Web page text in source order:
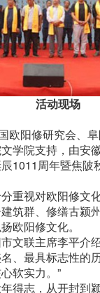
活动现场
欧阳修研究会、
学院支持，由安
1011周年暨焦陂
重视对欧阳修文
筑群、修缮古颍
欧阳修文化。
文联主席李平介
、最具标志性的
软实力。”
得志，从开封到